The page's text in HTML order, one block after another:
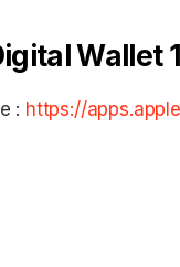
Wallet
: https://